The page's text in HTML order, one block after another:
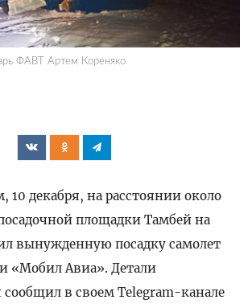
ФАВТ Артем Кореняко
10 декабря, на расстоянии около
площадки Тамбей на
вынужденную посадку самолет
«Мобил Авиа». Детали
в своем Telegram-канале